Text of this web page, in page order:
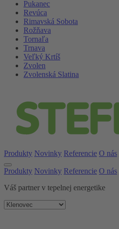
Pukanec
Revúca
Rimavská Sobota
Rožňava
Tornaľa
Trnava
Veľký Krtíš
Zvolen
Zvolenská Slatina
Produkty Novinky Referencie O nás
Produkty Novinky Referencie O nás
Váš partner v tepelnej energetike